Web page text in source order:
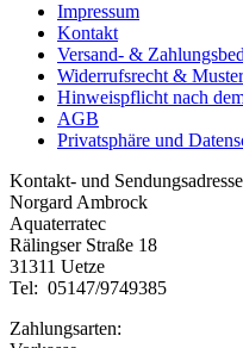
Impressum
Kontakt
Versand- &
Widerrufsrecht &
Hinweispflicht nach
AGB
Privatsphäre und
Kontakt- und
Norgard Ambrock
Aquaterratec
Rälingser Straße 18
31311 Uetze
Tel: 05147/9749385
Zahlungsarten: